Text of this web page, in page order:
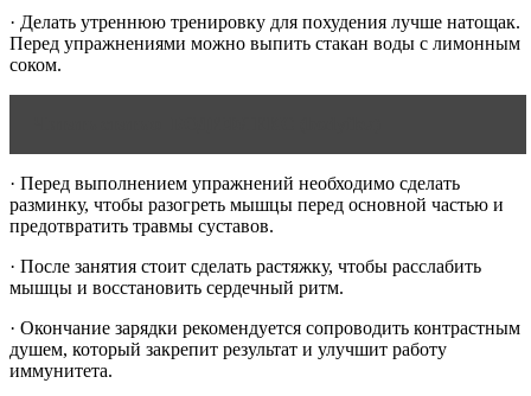
· Делать утреннюю тренировку для похудения лучше натощак.
Перед упражнениями можно выпить стакан воды с лимонным
соком.
· Перед выполнением упражнений необходимо сделать
разминку, чтобы разогреть мышцы перед основной частью и
предотвратить травмы суставов.
· После занятия стоит сделать растяжку, чтобы расслабить
мышцы и восстановить сердечный ритм.
· Окончание зарядки рекомендуется сопроводить контрастным
душем, который закрепит результат и улучшит работу
иммунитета.